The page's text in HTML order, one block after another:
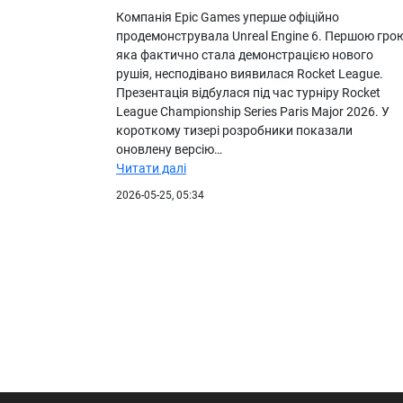
Компанія Epic Games уперше офіційно
продемонструвала Unreal Engine 6. Першою
яка фактично стала демонстрацією нового
рушія, несподівано виявилася Rocket League.
Презентація відбулася під час турніру Rocket
League Championship Series Paris Major 2026. У
короткому тизері розробники показали
оновлену версію…
Читати далі
2026-05-25, 05:34